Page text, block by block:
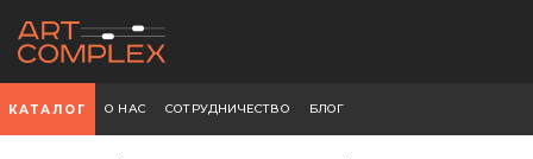
КАТАЛОГ О НАС СОТРУДНИЧЕСТВО БЛОГ